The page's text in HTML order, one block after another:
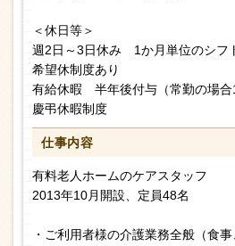
＜休日等＞
週2日～3日休み 1か月単位のシフ
希望休制度あり
有給休暇 半年後付与（常勤の場合
慶弔休暇制度
仕事内容
有料老人ホームのケアスタッフ
2013年10月開設、定員48名
・ご利用者様の介護業務全般（食